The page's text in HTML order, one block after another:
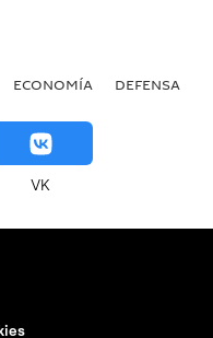
ECONOMÍA DEFENSA
VK